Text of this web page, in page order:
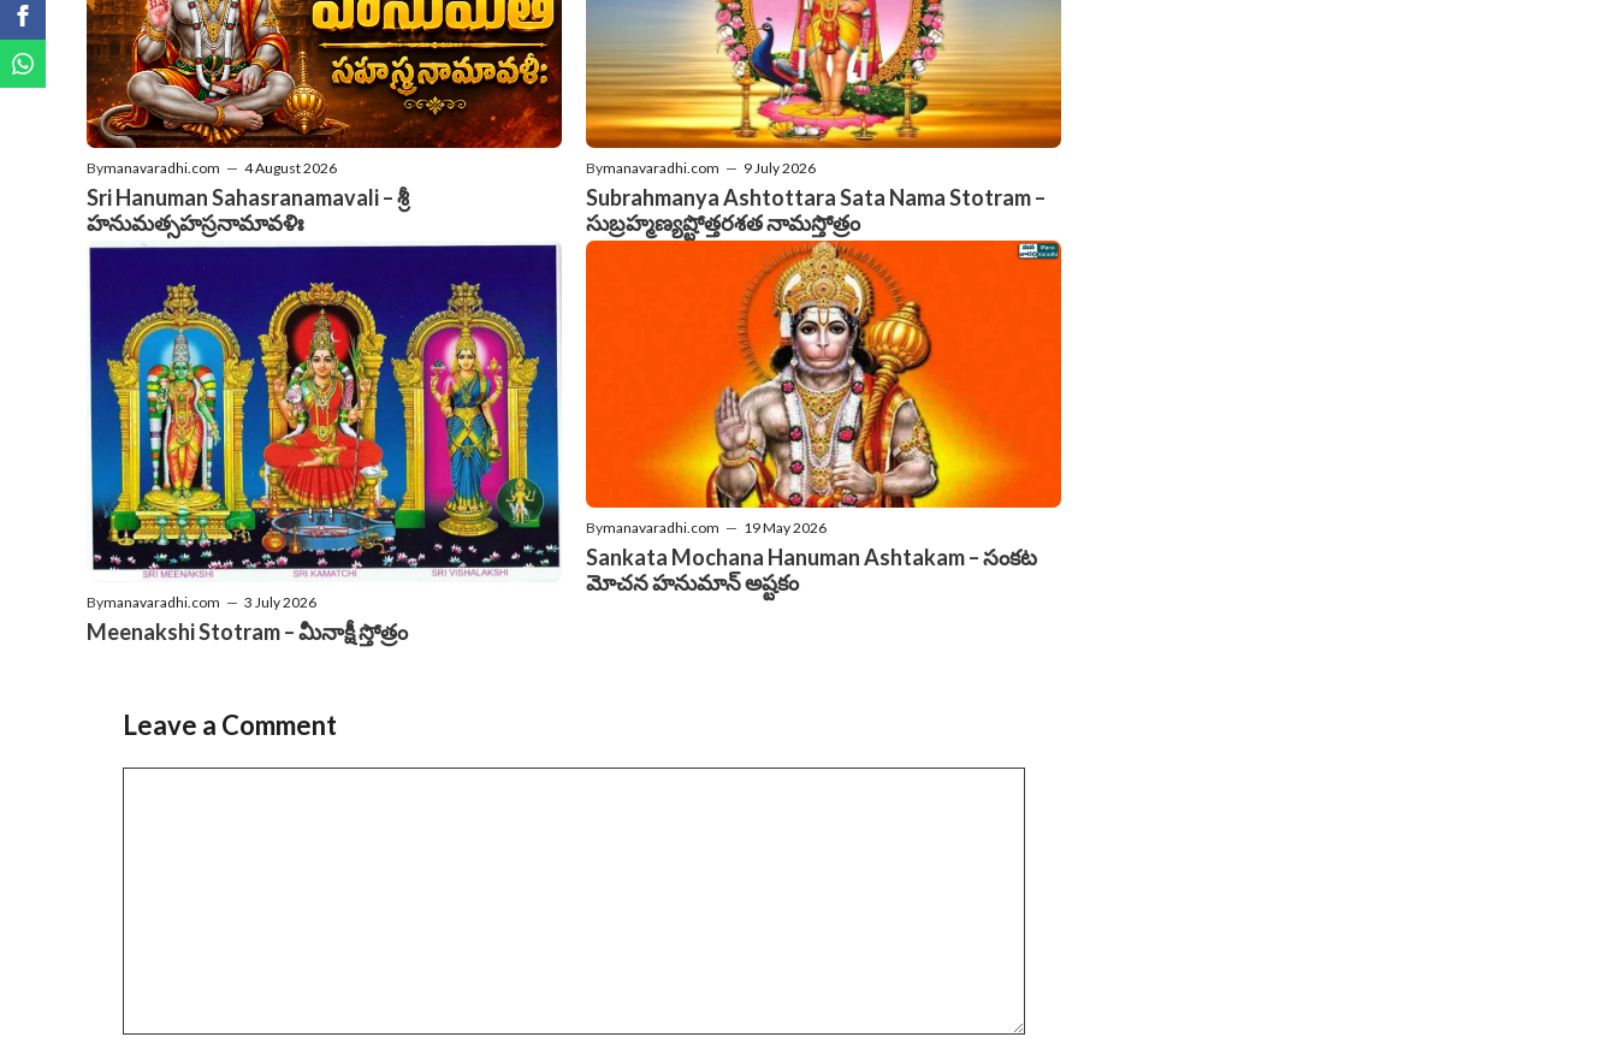
Bymanavaradhi.com — 4 August 2026
Sri Hanuman Sahasranamavali – శ్రీ
హనుమత్సహస్రనామావళిః
Bymanavaradhi.com — 9 July 2026
Subrahmanya Ashtottara Sata Nama Stotram –
సుబ్రహ్మణ్యష్టోత్తరశత నామస్తోత్రం
Bymanavaradhi.com — 3 July 2026
Meenakshi Stotram – మీనాక్షీ స్తోత్రం
Bymanavaradhi.com — 19 May 2026
Sankata Mochana Hanuman Ashtakam – సంకట
మోచన హనుమాన్ అష్టకం
Leave a Comment